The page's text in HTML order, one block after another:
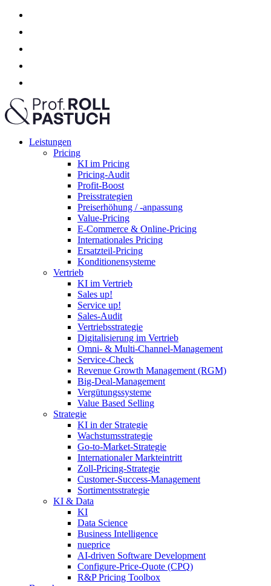
Leistungen
Pricing
KI im Pricing
Pricing-Audit
Profit-Boost
Preisstrategien
Preiserhöhung / -anpassung
Value-Pricing
E-Commerce & Online-Pricing
Internationales Pricing
Ersatzteil-Pricing
Konditionensysteme
Vertrieb
KI im Vertrieb
Sales up!
Service up!
Sales-Audit
Vertriebsstrategie
Digitalisierung im Vertrieb
Omni- & Multi-Channel-Management
Service-Check
Revenue Growth Management (RGM)
Big-Deal-Management
Vergütungssysteme
Value Based Selling
Strategie
KI in der Strategie
Wachstumsstrategie
Go-to-Market-Strategie
Internationaler Markteintritt
Zoll-Pricing-Strategie
Customer-Success-Management
Sortimentsstrategie
KI & Data
KI
Data Science
Business Intelligence
nueprice
AI-driven Software Development
Configure-Price-Quote (CPQ)
R&P Pricing Toolbox